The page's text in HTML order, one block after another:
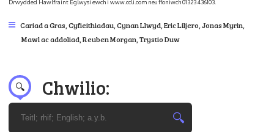
Drwydded Hawlfraint Eglwysi ewch i www.ccli.com neu ffoniwch 01323 436103.
Cariad a Gras Cyfieithiadau Cynan Llwyd Eric Liljero Jonas Myrin
Mawl ac addoliad Reuben Morgan Trystio Duw
Chwilio: